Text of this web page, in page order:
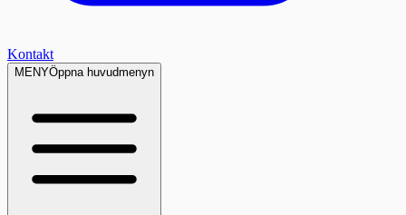
Kontakt
MENYÖppna huvudmenyn